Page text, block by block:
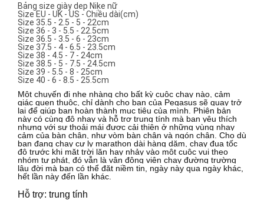
Bảng size giày dep Nike nữ
Size EU - UK - US - Chiều dài(cm)
Size 35.5 - 2.5 - 5 - 22cm
Size 36 - 3 - 5.5 - 22.5cm
Size 36.5 - 3.5 - 6 - 23cm
Size 37.5 - 4 - 6.5 - 23.5cm
Size 38 - 4.5 - 7 - 24cm
Size 38.5 - 5 - 7.5 - 24.5cm
Size 39 - 5.5 - 8 - 25cm
Size 40 - 6 - 8.5 - 25.5cm
Một chuyến đi nhẹ nhàng cho bất kỳ cuộc chạy nào, cảm
giác quen thuộc, chỉ dành cho bạn của Pegasus sẽ quay trở
lại để giúp bạn hoàn thành mục tiêu của mình. Phiên bản
này có cùng độ nhạy và hỗ trợ trung tính mà bạn yêu thích
nhưng với sự thoải mái được cải thiện ở những vùng nhạy
cảm của bàn chân, như vòm bàn chân và ngón chân. Cho dù
bạn đang chạy cự ly marathon dài hàng dặm, chạy đua tốc
độ trước khi mặt trời lặn hay nhảy vào một cuộc vui theo
nhóm tự phát, đó vẫn là vận động viên chạy đường trường
lâu đời mà bạn có thể đặt niềm tin, ngày này qua ngày khác,
hết lần này đến lần khác.
Hỗ trợ: trung tính